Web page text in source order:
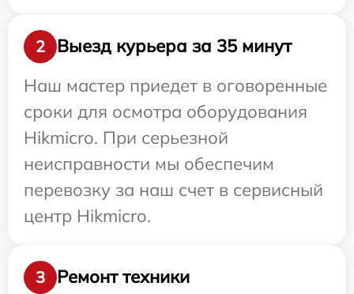
2
Выезд курьера за 35 минут
Наш мастер приедет в оговоренные
сроки для осмотра оборудования
Hikmicro. При серьезной
неисправности мы обеспечим
перевозку за наш счет в сервисный
центр Hikmicro.
3 Ремонт техники